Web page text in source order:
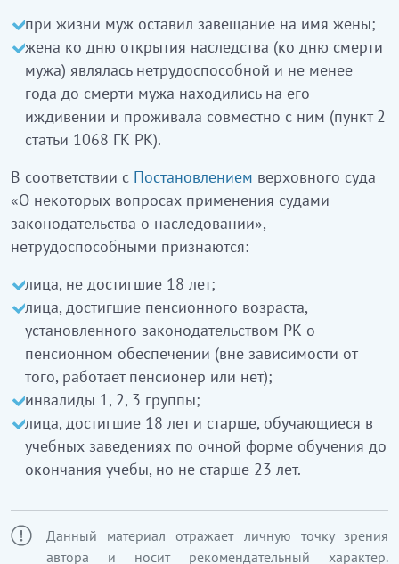
при жизни муж оставил завещание на имя жены;
жена ко дню открытия наследства (ко дню смерти
мужа) являлась нетрудоспособной и не менее
года до смерти мужа находились на его
иждивении и проживала совместно с ним (пункт 2
статьи 1068 ГК РК).
В соответствии с Постановлением верховного суда
«О некоторых вопросах применения судами
законодательства о наследовании»,
нетрудоспособными признаются:
лица, не достигшие 18 лет;
лица, достигшие пенсионного возраста,
установленного законодательством РК о
пенсионном обеспечении (вне зависимости от
того, работает пенсионер или нет);
инвалиды 1, 2, 3 группы;
лица, достигшие 18 лет и старше, обучающиеся в
учебных заведениях по очной форме обучения до
окончания учебы, но не старше 23 лет.
Данный материал отражает личную точку зрения
автора и носит рекомендательный характер.